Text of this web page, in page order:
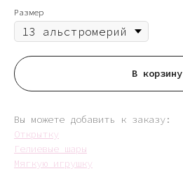
Размер
В корзину
Вы можете добавить к заказу:
Открытку
Гелиевые шары
Мягкую игрушку